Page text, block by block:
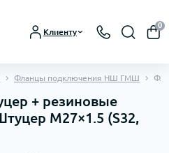
Клиенту
0
Фланцы подключения НШ ГМШ
+ резиновые
М27×1.5 (S32,